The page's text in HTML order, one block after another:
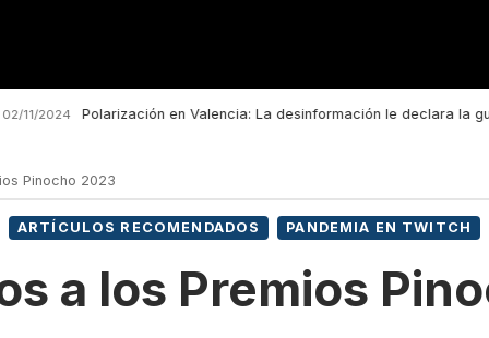
Polarización en Valencia: La desinformación le declara la guerra
Pinocho 2023
ARTÍCULOS RECOMENDADOS PANDEMIA EN TWITCH
a los Premios